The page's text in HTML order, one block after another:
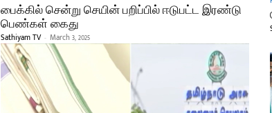
பைக்கில் சென்று செயின் பறிப்பில் ஈடுபட்ட இரண்டு
பெண்கள் கைது
Sathiyam TV - March 3, 2025